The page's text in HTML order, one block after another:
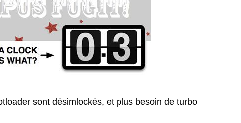
sont désimlockés, et plus besoin de turbo